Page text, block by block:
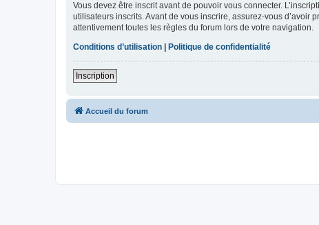
Vous devez être inscrit avant de pouvoir vous connecter.
utilisateurs inscrits. Avant de vous inscrire, assurez-vous
attentivement toutes les règles du forum lors de votre navigation.
Conditions d’utilisation
Politique de confidentialité
Inscription
Accueil du forum